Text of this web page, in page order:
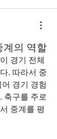
계의 역할
경기 전체
. 따라서 중
경기 경험
축구를 주로
중계를 평